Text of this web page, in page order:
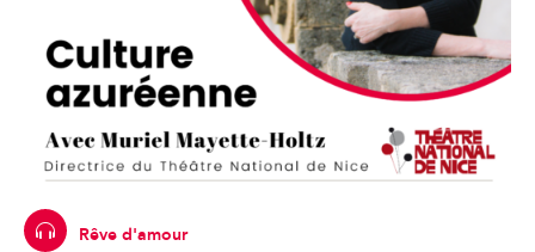
Rêve d'amour